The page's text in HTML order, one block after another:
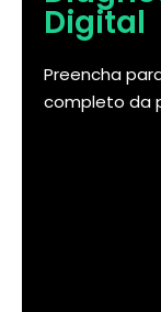
Digital
Preencha
completo da